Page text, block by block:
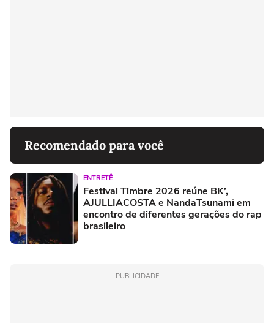
Recomendado para você
ENTRETÊ
Festival Timbre 2026 reúne BK’,
AJULLIACOSTA e NandaTsunami em
encontro de diferentes gerações do rap
brasileiro
PUBLICIDADE